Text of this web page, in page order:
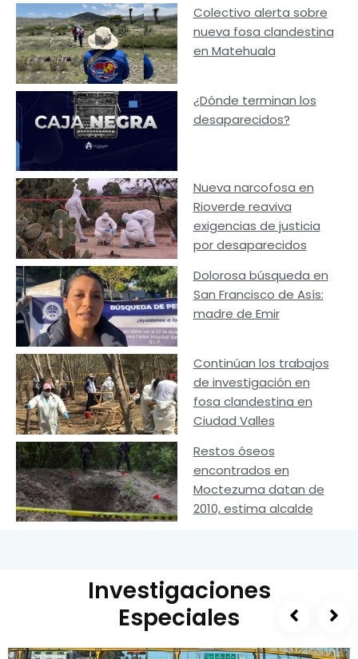
Colectivo alerta sobre
nueva fosa clandestina
en Matehuala
¿Dónde terminan los
desaparecidos?
Nueva narcofosa en
Rioverde reaviva
exigencias de justicia
por desaparecidos
Dolorosa búsqueda en
San Francisco de Asís:
madre de Emir
Continúan los trabajos
de investigación en
fosa clandestina en
Ciudad Valles
Restos óseos
encontrados en
Moctezuma datan de
2010, estima alcalde
Investigaciones
Especiales